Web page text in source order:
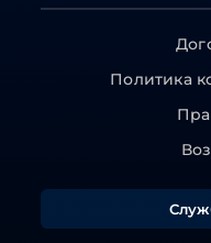
Политика